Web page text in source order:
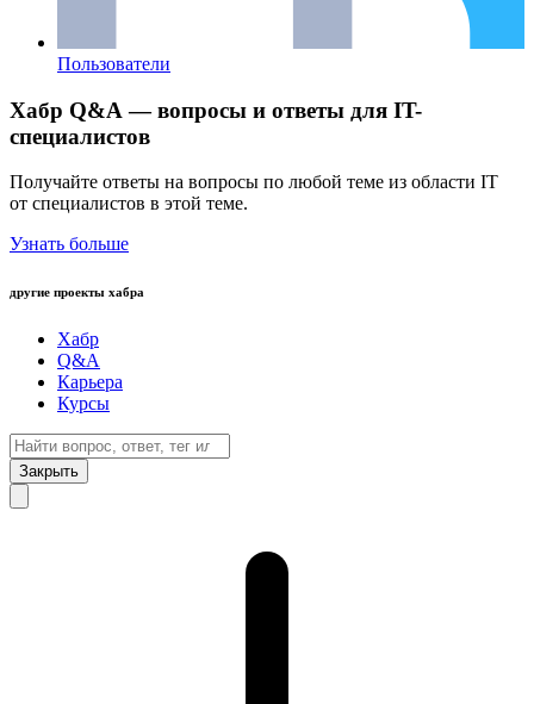
Пользователи
Хабр Q&A — вопросы и ответы для IT-
специалистов
Получайте ответы на вопросы по любой теме из области IT
от специалистов в этой теме.
Узнать больше
другие проекты хабра
Хабр
Q&A
Карьера
Курсы
Закрыть